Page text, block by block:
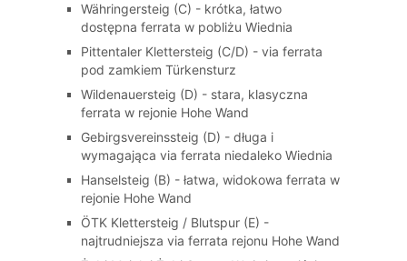
Währingersteig (C) - krótka, łatwo
dostępna ferrata w pobliżu Wiednia
Pittentaler Klettersteig (C/D) - via ferrata
pod zamkiem Türkensturz
Wildenauersteig (D) - stara, klasyczna
ferrata w rejonie Hohe Wand
Gebirgsvereinssteig (D) - długa i
wymagająca via ferrata niedaleko Wiednia
Hanselsteig (B) - łatwa, widokowa ferrata w
rejonie Hohe Wand
ÖTK Klettersteig / Blutspur (E) -
najtrudniejsza via ferrata rejonu Hohe Wand